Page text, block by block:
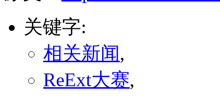
关键字:
相关新闻,
ReExt大赛,